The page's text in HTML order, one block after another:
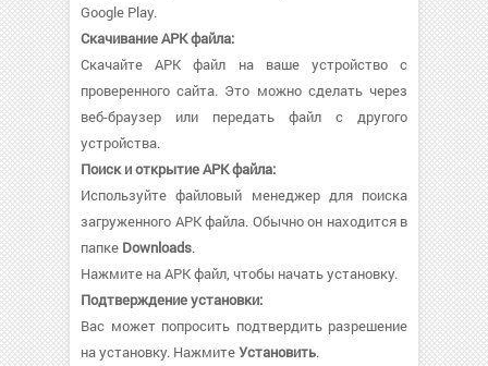
Google Play.
Скачивание APK файла:
Скачайте APK файл на ваше устройство с
проверенного сайта. Это можно сделать через
веб-браузер или передать файл с другого
устройства.
Поиск и открытие APK файла:
Используйте файловый менеджер для поиска
загруженного APK файла. Обычно он находится в
папке Downloads.
Нажмите на APK файл, чтобы начать установку.
Подтверждение установки:
Вас может попросить подтвердить разрешение
на установку. НажмитеУстановить.